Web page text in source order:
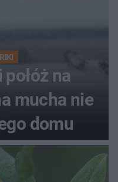
na
mucha nie
domu